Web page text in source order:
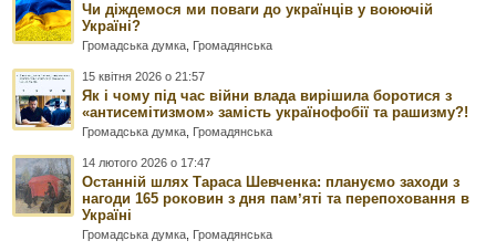
Чи діждемося ми поваги до українців у воюючій
Україні?
Громадська думка Громадянська
15 квітня 2026 о 21:57
Як і чому під час війни влада вирішила боротися з
«антисемітизмом» замість українофобії та рашизму?!
Громадська думка Громадянська
14 лютого 2026 о 17:47
Останній шлях Тараса Шевченка: плануємо заходи з
нагоди 165 роковин з дня памʼяті та перепоховання в
Україні
Громадська думка Громадянська